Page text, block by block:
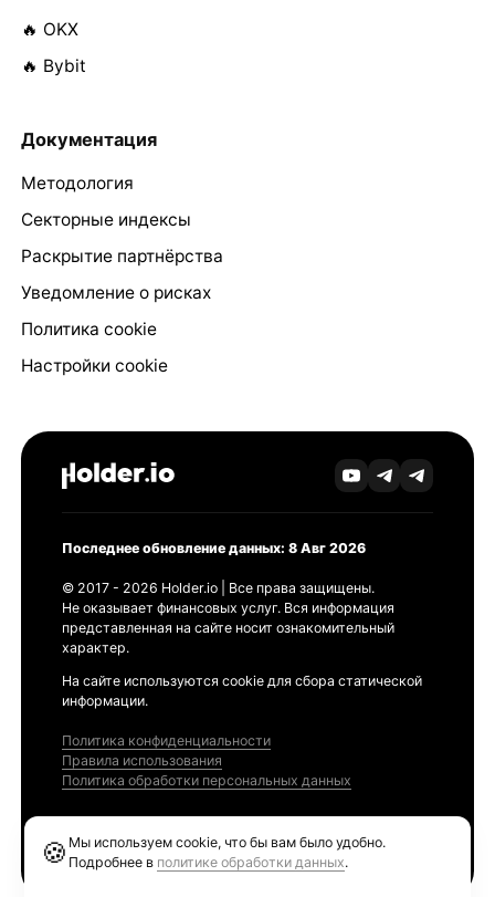
🔥 OKX
🔥 Bybit
Документация
Методология
Секторные индексы
Раскрытие партнёрства
Уведомление о рисках
Политика cookie
Настройки cookie
Последнее обновление данных: 8 Авг 2026
© 2017 - 2026 Holder.io | Все права защищены.
Не оказывает финансовых услуг. Вся информация
представленная на сайте носит ознакомительный
характер.
На сайте используются cookie для сбора статической
информации.
Политика конфиденциальности
Правила использования
Политика обработки персональных данных
🍪 Мы используем cookie, что бы вам было удобно.
Подробнее в политике обработки данных.
Ethereum GAS Tracker